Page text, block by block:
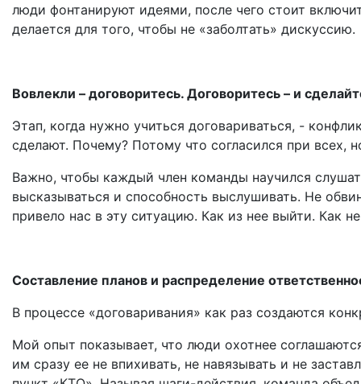
люди фонтанируют идеями, после чего стоит
делается для того, чтобы не «заболтать» дискуссию.
Вовлекли – договоритесь. Договоритесь – и
Этап, когда нужно учиться договариваться, -
сделают. Почему? Потому что согласился при всех,
Важно, чтобы каждый член команды научился
высказываться и способность выслушивать. Не
привело нас в эту ситуацию. Как из нее выйти. Как
Составление планов и распределение
В процессе «договаривания» как раз создаются
Мой опыт показывает, что люди охотнее
им сразу ее не впихивать, не навязывать и не